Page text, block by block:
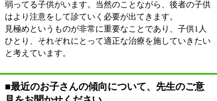
て育児に関する知の継承も昔に比べれば薄くなってきて
いるように思います。どうぞお気軽に医院を訪れくださ
い。ご病気の際は無論のこと、育児に関するお悩みにも
出来る限り応えていきたいと考えています。
※上記記事は2013.2に取材したものです。
情報時間の経過による変化などがございます事をご了承
科目 : ●小児科